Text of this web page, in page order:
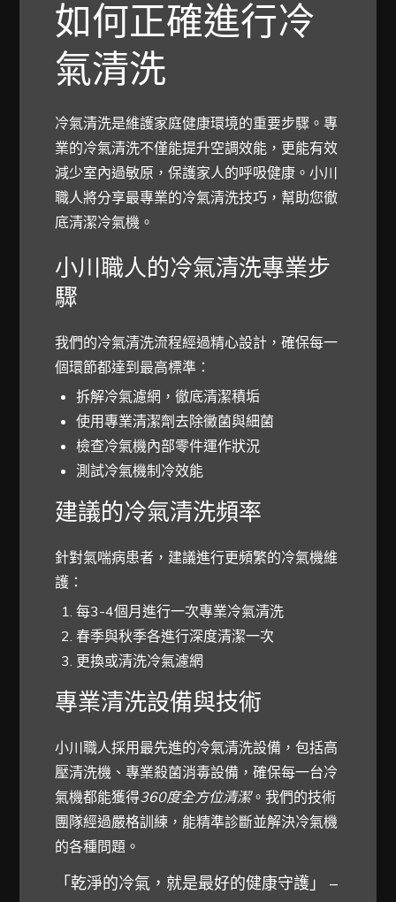
如何正確進行冷
氣清洗
冷氣清洗是維護家庭健康環境的重要步驟。專
業的冷氣清洗不僅能提升空調效能，更能有效
減少室內過敏原，保護家人的呼吸健康。小川
職人將分享最專業的冷氣清洗技巧，幫助您徹
底清潔冷氣機。
小川職人的冷氣清洗專業步
驟
我們的冷氣清洗流程經過精心設計，確保每一
個環節都達到最高標準：
拆解冷氣濾網，徹底清潔積垢
使用專業清潔劑去除黴菌與細菌
檢查冷氣機內部零件運作狀況
測試冷氣機制冷效能
建議的冷氣清洗頻率
針對氣喘病患者，建議進行更頻繁的冷氣機維
護：
每3-4個月進行一次專業冷氣清洗
春季與秋季各進行深度清潔一次
更換或清洗冷氣濾網
專業清洗設備與技術
小川職人採用最先進的冷氣清洗設備，包括高
壓清洗機、專業殺菌消毒設備，確保每一台冷
氣機都能獲得360度全方位清潔。我們的技術
團隊經過嚴格訓練，能精準診斷並解決冷氣機
的各種問題。
「乾淨的冷氣，就是最好的健康守護」 –